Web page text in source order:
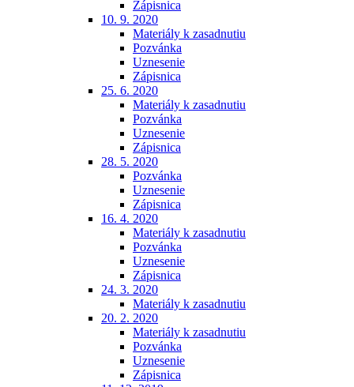
Zápisnica
10. 9. 2020
Materiály k zasadnutiu
Pozvánka
Uznesenie
Zápisnica
25. 6. 2020
Materiály k zasadnutiu
Pozvánka
Uznesenie
Zápisnica
28. 5. 2020
Pozvánka
Uznesenie
Zápisnica
16. 4. 2020
Materiály k zasadnutiu
Pozvánka
Uznesenie
Zápisnica
24. 3. 2020
Materiály k zasadnutiu
20. 2. 2020
Materiály k zasadnutiu
Pozvánka
Uznesenie
Zápisnica